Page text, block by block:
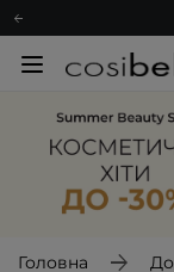
Головна